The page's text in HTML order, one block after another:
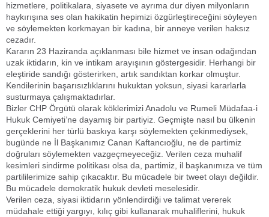
hizmetlere, politikalara, siyasete ve ayrıma dur diyen milyonların
haykırışına ses olan hakikatin hepimizi özgürleştireceğini söyleyen
ve söylemekten korkmayan bir kadına, bir anneye verilen haksız
cezadır.
Kararın 23 Haziranda açıklanması bile hizmet ve insan odağından
uzak iktidarın, kin ve intikam arayışının göstergesidir. Herhangi bir
eleştiride sandığı gösterirken, artık sandıktan korkar olmuştur.
Kendilerinin başarısızlıklarını hukuktan yoksun, siyasi kararlarla
susturmaya çalışmaktadırlar.
Bizler CHP Örgütü olarak köklerimizi Anadolu ve Rumeli Müdafaa-i
Hukuk Cemiyeti’ne dayamış bir partiyiz. Geçmişte nasıl bu ülkenin
gerçeklerini her türlü baskıya karşı söylemekten çekinmediysek,
bugünde ne İl Başkanımız Canan Kaftancıoğlu, ne de partimiz
doğruları söylemekten vazgeçmeyeceğiz. Verilen ceza muhalif
kesimleri sindirme politikası olsa da, partimiz, il başkanımıza ve tüm
partililerimize sahip çıkacaktır. Bu mücadele bir tweet olayı değildir.
Bu mücadele demokratik hukuk devleti meselesidir.
Verilen ceza, siyasi iktidarın yönlendirdiği ve talimat vererek
müdahale ettiği yargıyı, kılıç gibi kullanarak muhaliflerini, hukuk